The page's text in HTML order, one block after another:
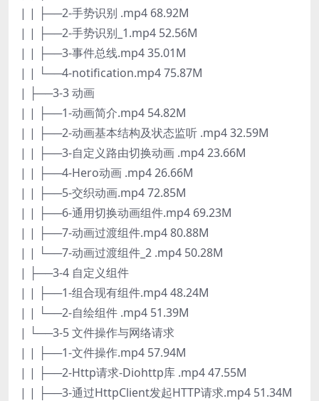
| | ├──2-手势识别 .mp4 68.92M
| | ├──2-手势识别_1.mp4 52.56M
| | ├──3-事件总线.mp4 35.01M
| | └──4-notification.mp4 75.87M
| ├──3-3 动画
| | ├──1-动画简介.mp4 54.82M
| | ├──2-动画基本结构及状态监听 .mp4 32.59M
| | ├──3-自定义路由切换动画 .mp4 23.66M
| | ├──4-Hero动画 .mp4 26.66M
| | ├──5-交织动画.mp4 72.85M
| | ├──6-通用切换动画组件.mp4 69.23M
| | ├──7-动画过渡组件.mp4 80.88M
| | └──7-动画过渡组件_2 .mp4 50.28M
| ├──3-4 自定义组件
| | ├──1-组合现有组件.mp4 48.24M
| | └──2-自绘组件 .mp4 51.39M
| └──3-5 文件操作与网络请求
| | ├──1-文件操作.mp4 57.94M
| | ├──2-Http请求-Diohttp库 .mp4 47.55M
| | ├──3-通过HttpClient发起HTTP请求.mp4 51.34M